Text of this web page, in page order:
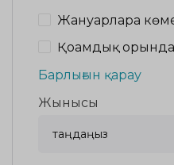
Жануарларға
Қоғамдық
Барлығын қарау
Жынысы
таңдаңыз